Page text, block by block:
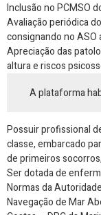
Inclusão no PCMSO
Avaliação periódica
consignando no ASO
Apreciação das
altura e riscos
A plataforma
Possuir profissional
classe, embarcado
de primeiros
Ser dotada de
Normas da
Navegação de Mar